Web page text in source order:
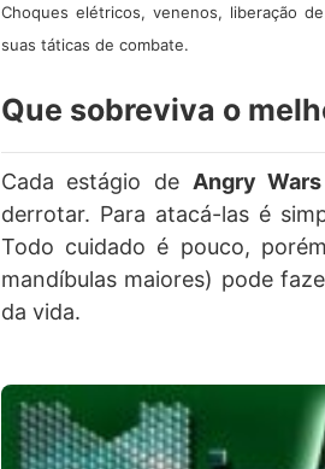
Choques elétricos, venenos, liberação
suas táticas de combate.
Que sobreviva o
Cada estágio de Angry
derrotar. Para atacá-las é
Todo cuidado é pouco,
mandíbulas maiores) pode
da vida.